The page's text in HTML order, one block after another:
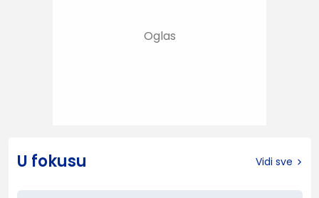
U fokusu Vidi sve